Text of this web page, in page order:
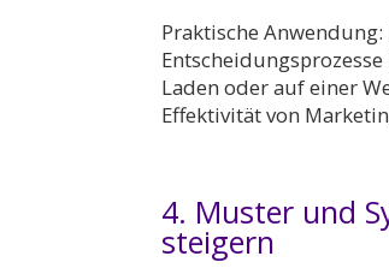
Praktische
Laden oder auf einer
Effektivität von
4. Muster und
steigern